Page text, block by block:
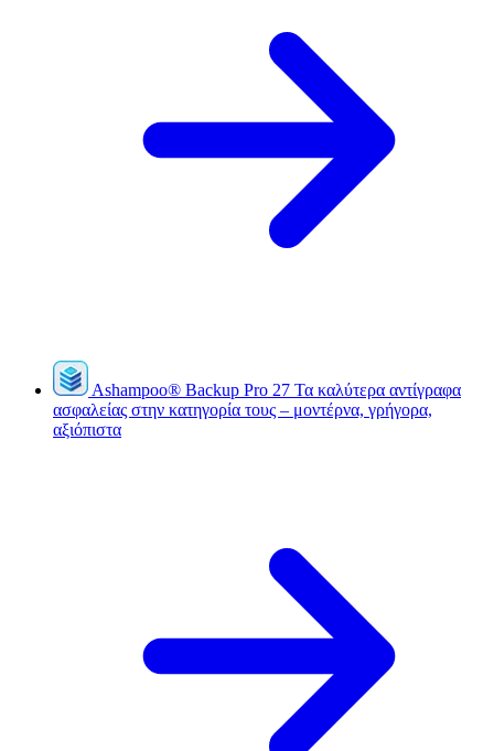
Ashampoo® Backup Pro 27 Τα καλύτερα αντίγραφα
ασφαλείας στην κατηγορία τους – μοντέρνα, γρήγορα,
αξιόπιστα